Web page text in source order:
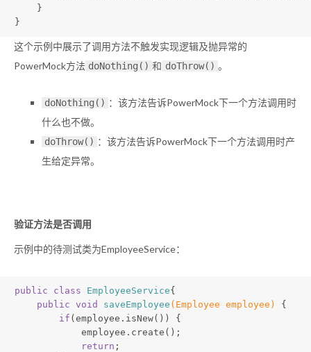
    }
}
这个示例中展示了调用方法不触发实现逻辑及抛异常的
PowerMock方法 doNothing() 和 doThrow() 。
doNothing() ：该方法告诉PowerMock下一个方法调用时
什么也不做。
doThrow() ：该方法告诉PowerMock下一个方法调用时产
生给定异常。
验证方法是否调用
示例中的待测试类为EmployeeService：
public class EmployeeService{
public void saveEmployee (Employee employee)
{
if (employee.isNew()) {
            employee.create();
return ;